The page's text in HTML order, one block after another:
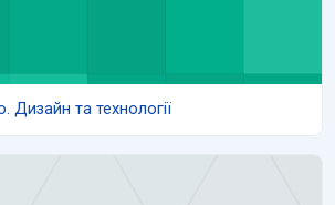
Дизайн та технології